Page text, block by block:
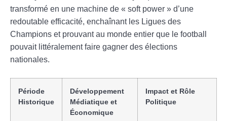
transformé en une machine de « soft power » d’une
redoutable efficacité, enchaînant les Ligues des
Champions et prouvant au monde entier que le football
pouvait littéralement faire gagner des élections
nationales.
Période
Historique
Développement
Médiatique et
Économique
Impact et Rôle
Politique